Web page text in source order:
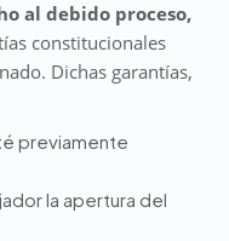
al debido proceso,
constitucionales
Dichas garantías,
previamente
la apertura del